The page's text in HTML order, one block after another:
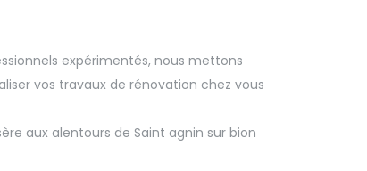
expérimentés, nous mettons
vos travaux de rénovation chez vous
aux alentours de Saint agnin sur bion